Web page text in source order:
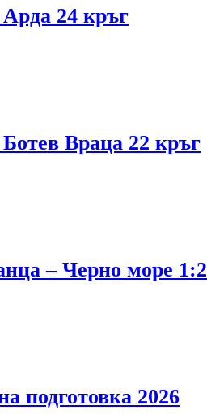
24 кръг
Враца 22 кръг
– Черно море 1:2
подготовка 2026